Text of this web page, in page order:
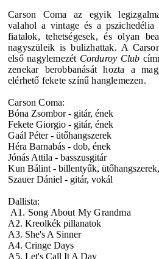
Carson Coma az egyik
valahol a vintage és a pszichedélia
fiatalok, tehetségesek, és olyan
nagyszüleik is bulizhattak. A
első nagylemezét Corduroy Club
zenekar berobbanását hozta a
elérhető fekete színű hanglemezen.
Carson Coma:
Bóna Zsombor - gitár, ének
Fekete Giorgio - gitár, ének
Gaál Péter - ütőhangszerek
Héra Barnabás - dob, ének
Jónás Attila - basszusgitár
Kun Bálint - billentyűk,
Szauer Dániel - gitár, vokál
Dallista:
A1. Song About My Grandma
A2. Kreolkék pillanatok
A3. She's A Sinner
A4. Cringe Days
A5. Let's Call It A Day